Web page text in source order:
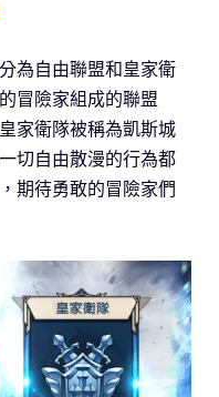
為自由聯盟和皇家衛
冒險家組成的聯盟
家衛隊被稱為凱斯城
切自由散漫的行為都
期待勇敢的冒險家們